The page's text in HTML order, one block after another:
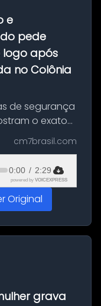
e
pede
após
no Colônia
de segurança
o exato
da
O crime
cm7brasil.com
0:00 / 2:29
powered by VOICEXPRESS
Original
grava